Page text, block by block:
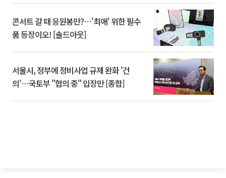
콘서트 갈 때 응원봉만?⋯'최애' 위한 필수
품 등장이오! [솔드아웃]
서울시, 정부에 정비사업 규제 완화 '건
의'⋯국토부 "협의 중" 입장만 [종합]